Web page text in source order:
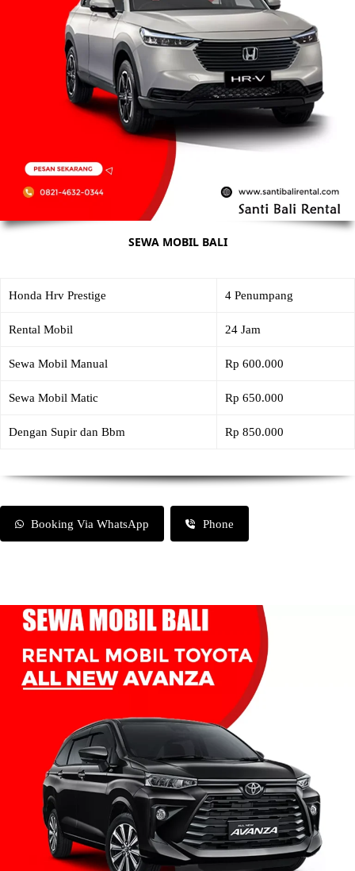
SEWA MOBIL BALI
Honda Hrv Prestige 4 Penumpang
Rental Mobil 24 Jam
Sewa Mobil Manual Rp 600.000
Sewa Mobil Matic Rp 650.000
Dengan Supir dan Bbm Rp 850.000
Booking Via WhatsApp Phone